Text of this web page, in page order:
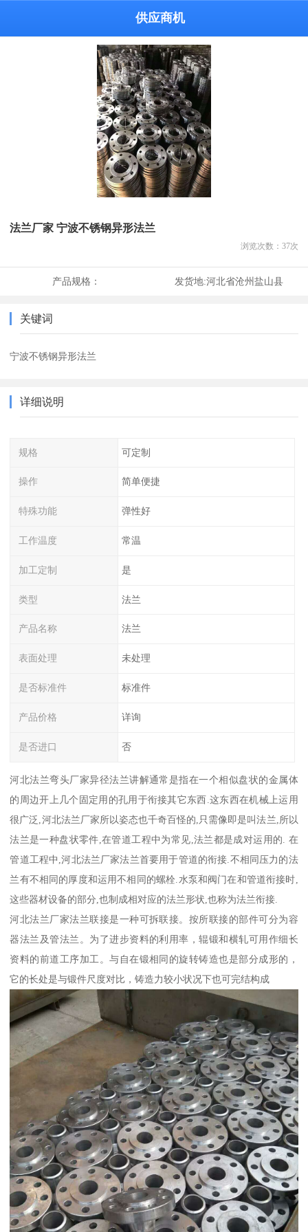
供应商机
法兰厂家 宁波不锈钢异形法兰
浏览次数： 37次
产品规格： 发货地:河北省沧州盐山县
关键词
宁波不锈钢异形法兰
详细说明
规格 可定制
操作 简单便捷
特殊功能 弹性好
工作温度 常温
加工定制 是
类型 法兰
产品名称 法兰
表面处理 未处理
是否标准件 标准件
产品价格 详询
是否进口 否
河北法兰弯头厂家异径法兰讲解通常是指在一个相似盘状的金属体
的周边开上几个固定用的孔用于衔接其它东西.这东西在机械上运用
很广泛,河北法兰厂家所以姿态也千奇百怪的,只需像即是叫法兰,所以
法兰是一种盘状零件,在管道工程中为常见,法兰都是成对运用的. 在
管道工程中,河北法兰厂家法兰首要用于管道的衔接.不相同压力的法
兰有不相同的厚度和运用不相同的螺栓.水泵和阀门在和管道衔接时,
这些器材设备的部分,也制成相对应的法兰形状,也称为法兰衔接.
河北法兰厂家法兰联接是一种可拆联接。按所联接的部件可分为容
器法兰及管法兰。为了进步资料的利用率，辊锻和横轧可用作细长
资料的前道工序加工。与自在锻相同的旋转铸造也是部分成形的，
它的长处是与锻件尺度对比，铸造力较小状况下也可完结构成